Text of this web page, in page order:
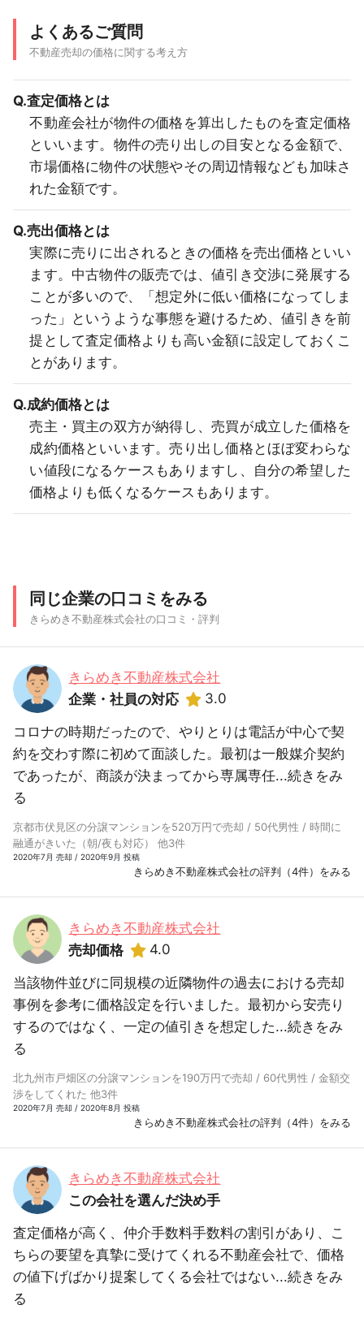
よくあるご質問
不動産売却の価格に関する考え方
Q.査定価格とは
不動産会社が物件の価格を算出したものを査定価格
といいます。物件の売り出しの目安となる金額で、
市場価格に物件の状態やその周辺情報なども加味さ
れた金額です。
Q.売出価格とは
実際に売りに出されるときの価格を売出価格といい
ます。中古物件の販売では、値引き交渉に発展する
ことが多いので、「想定外に低い価格になってしま
った」というような事態を避けるため、値引きを前
提として査定価格よりも高い金額に設定しておくこ
とがあります。
Q.成約価格とは
売主・買主の双方が納得し、売買が成立した価格を
成約価格といいます。売り出し価格とほぼ変わらな
い値段になるケースもありますし、自分の希望した
価格よりも低くなるケースもあります。
同じ企業の口コミをみる
きらめき不動産株式会社の口コミ・評判
きらめき不動産株式会社
企業・社員の対応
3.0
コロナの時期だったので、やりとりは電話が中心で契
約を交わす際に初めて面談した。最初は一般媒介契約
であったが、商談が決まってから専属専任...続きをみ
る
京都市伏見区の分譲マンションを520万円で売却 / 50代男性 / 時間に
融通がきいた（朝/夜も対応） 他3件
2020年7月 売却 / 2020年9月 投稿
きらめき不動産株式会社の評判（4件）をみる
きらめき不動産株式会社
売却価格
4.0
当該物件並びに同規模の近隣物件の過去における売却
事例を参考に価格設定を行いました。最初から安売り
するのではなく、一定の値引きを想定した...続きをみ
る
北九州市戸畑区の分譲マンションを190万円で売却 / 60代男性 / 金額交
渉をしてくれた 他3件
2020年7月 売却 / 2020年8月 投稿
きらめき不動産株式会社の評判（4件）をみる
きらめき不動産株式会社
この会社を選んだ決め手
査定価格が高く、仲介手数料手数料の割引があり、こ
ちらの要望を真摯に受けてくれる不動産会社で、価格
の値下げばかり提案してくる会社ではない...続きをみ
る